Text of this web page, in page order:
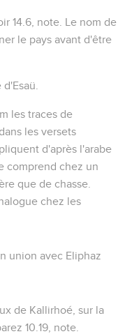
14.6 , note. Le nom de
le pays avant d'être
les traces de
les versets
d'après l'arabe
comprend chez un
que de chasse.
chez les
union avec Eliphaz
de Kallirhoé, sur la
10.19 , note.